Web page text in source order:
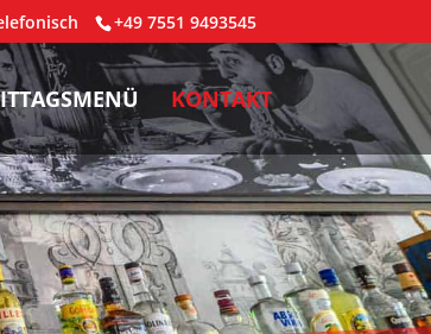
+49 7551 9493545
KONTAKT